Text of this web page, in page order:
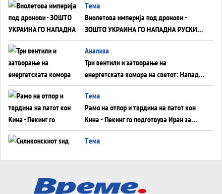
Tема
Виолетова империја под дронови -
ЗОШТО УКРАИНА ГО НАПАДНА РУСКИОТ
WILDBERRIES
Aнализа
Три вентили и затворање на
енергетската комора на светот: Нападот
во Суец најавува глобален енергетски
инфаркт?
Tема
Рамо на отпор и тврдина на патот кон
Кина - Пекинг го подготвува Иран за
американска копнена инвазија
Tема
Tема